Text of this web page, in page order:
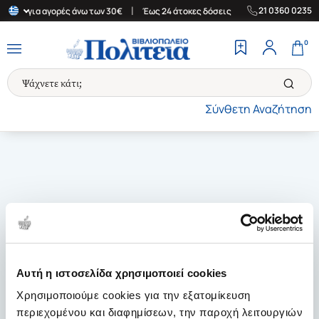
Αυτή η ιστοσελίδα χρησιμοποιεί cookies
Χρησιμοποιούμε cookies για την εξατομίκευση
περιεχομένου και διαφημίσεων, την παροχή λειτουργιών
για αγορές άνω των 30€ Έως 24 άτοκες δόσεις | Δωρεάν
21 0360 0235
Σύνθετη Αναζήτηση
0